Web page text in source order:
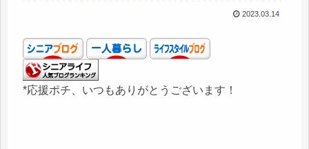
2023.03.14
*応援ポチ、いつもありがとうございます！